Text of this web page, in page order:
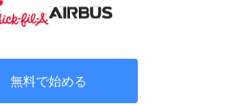
無料で始める